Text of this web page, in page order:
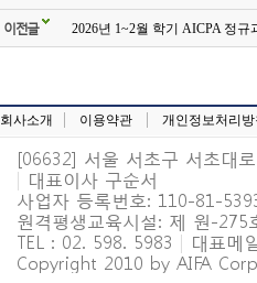
이전글 2026년 1~2월 학기 AICPA 정
회사소개 이용약관 개인정보처리
[06632] 서울 서초구 서초대
| 대표이사 구순서
사업자 등록번호: 110-81-
원격평생교육시설: 제 원-
TEL : 02. 598. 5983 | 대표메
Copyright 2010 by AIFA